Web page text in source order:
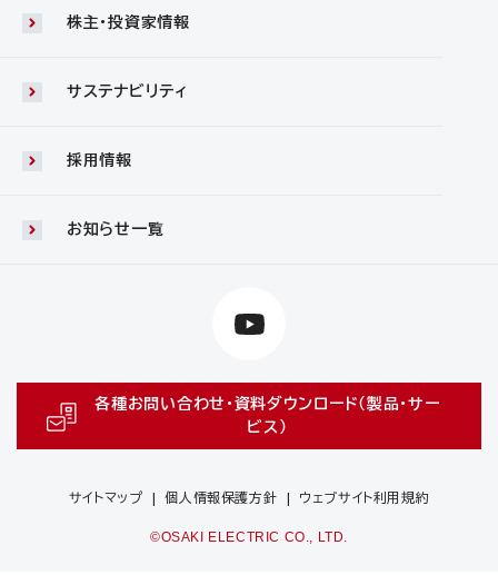
株主・投資家情報
サステナビリティ
採用情報
お知らせ一覧
各種お問い合わせ・資料ダウンロード（製品・サー
ビス）
サイトマップ 個人情報保護方針 ウェブサイト利用規約
©OSAKI ELECTRIC CO., LTD.